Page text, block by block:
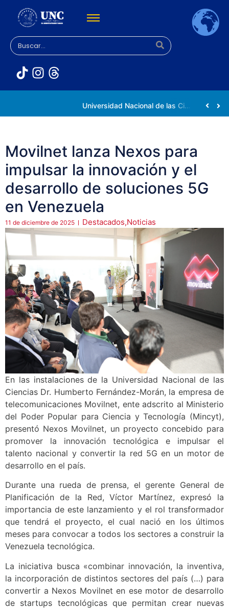
Universidad Nacional de las Ciencias impulsa vocaciones científicas en la Expoferia de Oportunidades de Estudio 2026
Movilnet lanza Nexos para
impulsar la innovación y el
desarrollo de soluciones 5G
en Venezuela
11 de diciembre de 2025 Destacados,Noticias
En las instalaciones de la Universidad Nacional de las
Ciencias Dr. Humberto Fernández-Morán, la empresa de
telecomunicaciones Movilnet, ente adscrito al Ministerio
del Poder Popular para Ciencia y Tecnología (Mincyt),
presentó Nexos Movilnet, un proyecto concebido para
promover la innovación tecnológica e impulsar el
talento nacional y convertir la red 5G en un motor de
desarrollo en el país.
Durante una rueda de prensa, el gerente General de
Planificación de la Red, Víctor Martínez, expresó la
importancia de este lanzamiento y el rol transformador
que tendrá el proyecto, el cual nació en los últimos
meses para convocar a todos los sectores a construir la
Venezuela tecnológica.
La iniciativa busca «combinar innovación, la inventiva,
la incorporación de distintos sectores del país (…) para
convertir a Nexos Movilnet en ese motor de desarrollo
de startups tecnológicas que permitan crear nuevas